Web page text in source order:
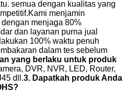
semua dengan kualitas yang
menjamin
menjaga 80%
dan layanan purna jual
100% waktu penuh
dalam tes sebelum
yang berlaku untuk produk
DVR, NVR, LED, Router,
dll.3. Dapatkah produk Anda